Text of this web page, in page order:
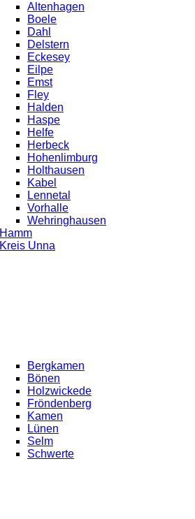
Altenhagen
Boele
Dahl
Delstern
Eckesey
Eilpe
Emst
Fley
Halden
Haspe
Helfe
Herbeck
Hohenlimburg
Holthausen
Kabel
Lennetal
Vorhalle
Wehringhausen
Hamm
Kreis Unna
Bergkamen
Bönen
Holzwickede
Fröndenberg
Kamen
Lünen
Selm
Schwerte